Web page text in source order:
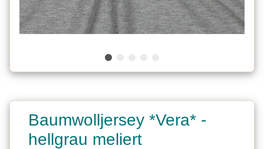
Baumwolljersey *Vera* -
hellgrau meliert